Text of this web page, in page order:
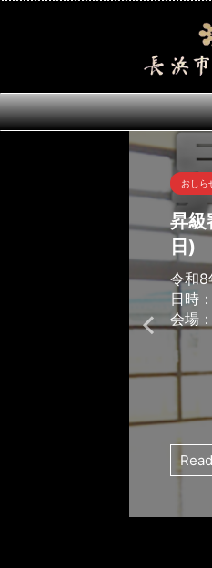
おしら
昇級
日)
令和
日時
会場